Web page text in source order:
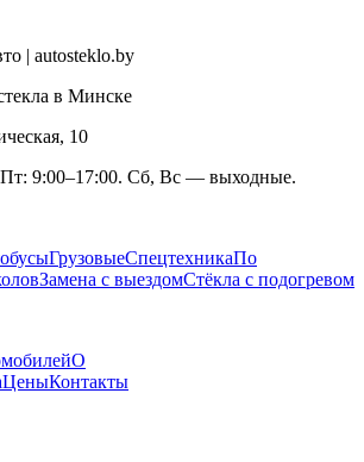
| autosteklo.by
в Минске
10
9:00–17:00. Сб, Вс — выходные.
ГрузовыеСпецтехникаПо
Замена с выездомСтёкла с подогревом
О
ЦеныКонтакты